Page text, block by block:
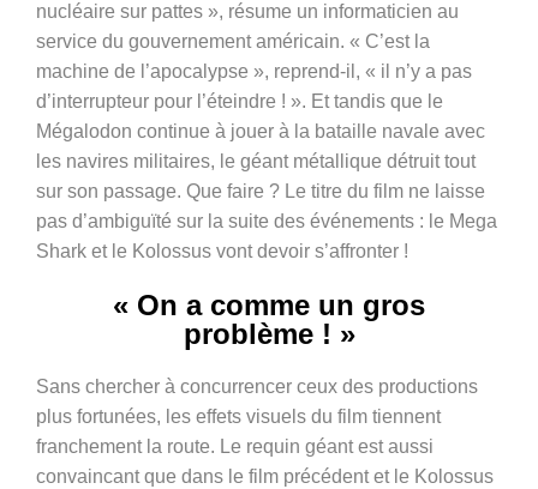
nucléaire sur pattes », résume un informaticien au
service du gouvernement américain. « C’est la
machine de l’apocalypse », reprend-il, « il n’y a pas
d’interrupteur pour l’éteindre ! ». Et tandis que le
Mégalodon continue à jouer à la bataille navale avec
les navires militaires, le géant métallique détruit tout
sur son passage. Que faire ? Le titre du film ne laisse
pas d’ambiguïté sur la suite des événements : le Mega
Shark et le Kolossus vont devoir s’affronter !
« On a comme un gros
problème ! »
Sans chercher à concurrencer ceux des productions
plus fortunées, les effets visuels du film tiennent
franchement la route. Le requin géant est aussi
convaincant que dans le film précédent et le Kolossus